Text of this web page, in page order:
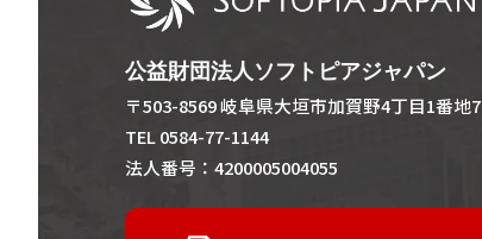
公益財団法人ソフトピアジャパン
〒503-8569 岐阜県大垣市加賀野4丁目1番地7
TEL 0584-77-1144
法人番号：4200005004055